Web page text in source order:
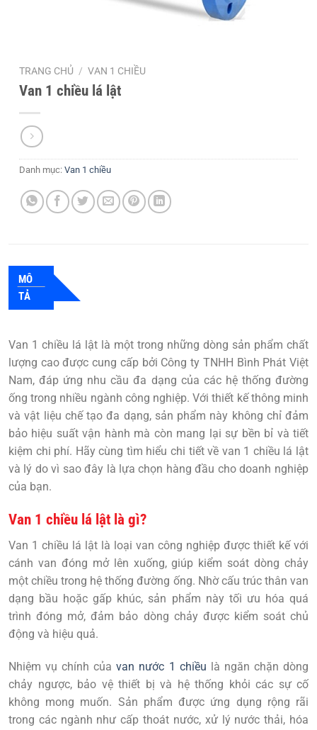
TRANG CHỦ / VAN 1 CHIỀU
Van 1 chiều lá lật
Danh mục: Van 1 chiều
MÔ
TẢ
Van 1 chiều lá lật là một trong những dòng sản phẩm chất
lượng cao được cung cấp bởi Công ty TNHH Bình Phát Việt
Nam, đáp ứng nhu cầu đa dạng của các hệ thống đường
ống trong nhiều ngành công nghiệp. Với thiết kế thông minh
và vật liệu chế tạo đa dạng, sản phẩm này không chỉ đảm
bảo hiệu suất vận hành mà còn mang lại sự bền bỉ và tiết
kiệm chi phí. Hãy cùng tìm hiểu chi tiết về van 1 chiều lá lật
và lý do vì sao đây là lựa chọn hàng đầu cho doanh nghiệp
của bạn.
Van 1 chiều lá lật là gì?
Van 1 chiều lá lật là loại van công nghiệp được thiết kế với
cánh van đóng mở lên xuống, giúp kiểm soát dòng chảy
một chiều trong hệ thống đường ống. Nhờ cấu trúc thân van
dạng bầu hoặc gấp khúc, sản phẩm này tối ưu hóa quá
trình đóng mở, đảm bảo dòng chảy được kiểm soát chủ
động và hiệu quả.
Nhiệm vụ chính củavan nước 1 chiều là ngăn chặn dòng
chảy ngược, bảo vệ thiết bị và hệ thống khỏi các sự cố
không mong muốn. Sản phẩm được ứng dụng rộng rãi
trong các ngành như cấp thoát nước, xử lý nước thải, hóa